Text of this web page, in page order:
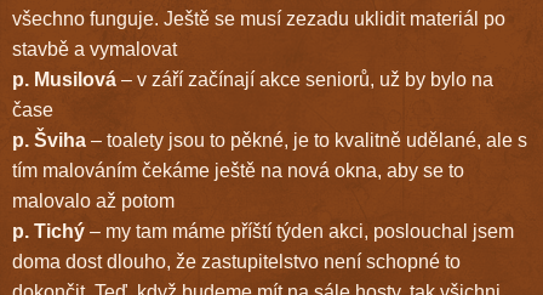
všechno funguje. Ještě se musí zezadu uklidit materiál po
stavbě a vymalovat
p. Musilová – v září začínají akce seniorů, už by bylo na
čase
p. Šviha – toalety jsou to pěkné, je to kvalitně udělané, ale s
tím malováním čekáme ještě na nová okna, aby se to
malovalo až potom
p. Tichý – my tam máme příští týden akci, poslouchal jsem
doma dost dlouho, že zastupitelstvo není schopné to